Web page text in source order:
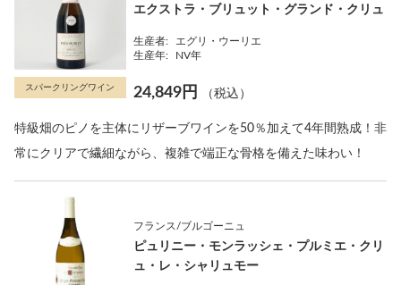
スパークリングワイン
エクストラ・ブリュット・グランド・クリュ
生産者:
エグリ・ウーリエ
生産年:
NV年
24,849円 （税込）
特級畑のピノを主体にリザーブワインを50％加えて4年間熟成！非
常にクリアで繊細ながら、複雑で端正な骨格を備えた味わい！
フランス/ブルゴーニュ
ピュリニー・モンラッシェ・プルミエ・クリ
ュ・レ・シャリュモー